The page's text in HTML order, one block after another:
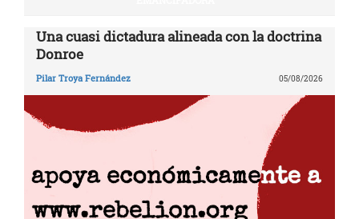
Una cuasi dictadura alineada con la doctrina
Donroe
Pilar Troya Fernández 05/08/2026